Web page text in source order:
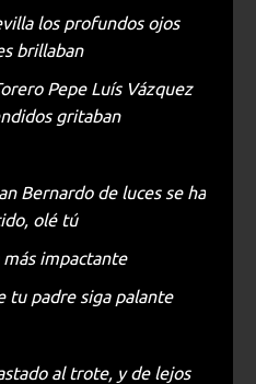
los profundos ojos
brillaban
Pepe Luís Vázquez
gritaban
Bernardo de luces se ha
olé tú
impactante
tu padre siga palante
al trote, y de lejos